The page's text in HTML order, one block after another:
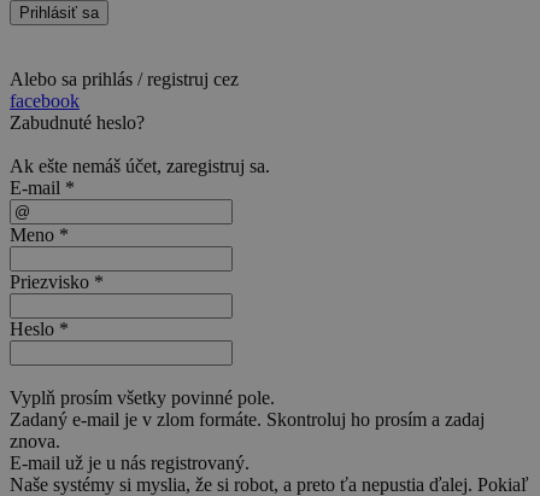
Prihlásiť sa
Alebo sa prihlás / registruj cez
facebook
Zabudnuté heslo?
Ak ešte nemáš účet, zaregistruj sa.
E-mail *
Meno *
Priezvisko *
Heslo *
Vyplň prosím všetky povinné pole.
Zadaný e-mail je v zlom formáte. Skontroluj ho prosím a zadaj
znova.
E-mail už je u nás registrovaný.
Naše systémy si myslia, že si robot, a preto ťa nepustia ďalej. Pokiaľ